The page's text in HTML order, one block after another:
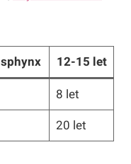
12-15 let
8 let
20 let